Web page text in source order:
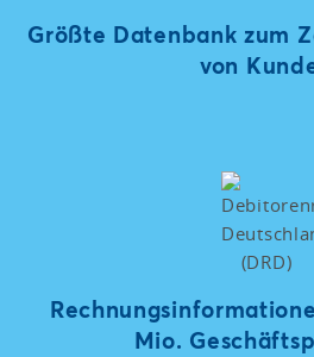
Größte Datenbank zum
von
Mio.